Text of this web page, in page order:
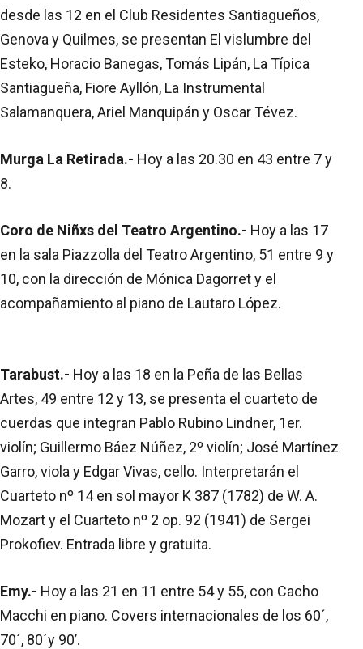
desde las 12 en el Club Residentes Santiagueños,
Genova y Quilmes, se presentan El vislumbre del
Esteko, Horacio Banegas, Tomás Lipán, La Típica
Santiagueña, Fiore Ayllón, La Instrumental
Salamanquera, Ariel Manquipán y Oscar Tévez.
Murga La Retirada.- Hoy a las 20.30 en 43 entre 7 y
8.
Coro de Niñxs del Teatro Argentino.- Hoy a las 17
en la sala Piazzolla del Teatro Argentino, 51 entre 9 y
10, con la dirección de Mónica Dagorret y el
acompañamiento al piano de Lautaro López.
Tarabust.- Hoy a las 18 en la Peña de las Bellas
Artes, 49 entre 12 y 13, se presenta el cuarteto de
cuerdas que integran Pablo Rubino Lindner, 1er.
violín; Guillermo Báez Núñez, 2º violín; José Martínez
Garro, viola y Edgar Vivas, cello. Interpretarán el
Cuarteto nº 14 en sol mayor K 387 (1782) de W. A.
Mozart y el Cuarteto nº 2 op. 92 (1941) de Sergei
Prokofiev. Entrada libre y gratuita.
Emy.- Hoy a las 21 en 11 entre 54 y 55, con Cacho
Macchi en piano. Covers internacionales de los 60´,
70´, 80´y 90’.